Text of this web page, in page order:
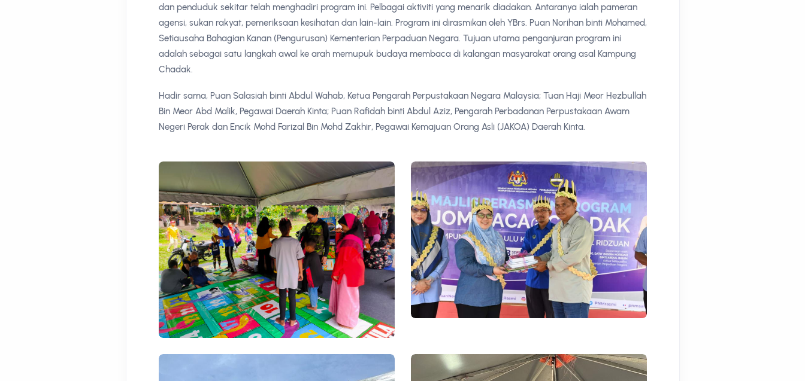
dan penduduk sekitar telah menghadiri program ini. Pelbagai aktiviti yang menarik diadakan. Antaranya ialah pameran
agensi, sukan rakyat, pemeriksaan kesihatan dan lain-lain. Program ini dirasmikan oleh YBrs. Puan Norihan binti Mohamed,
Setiausaha Bahagian Kanan (Pengurusan) Kementerian Perpaduan Negara. Tujuan utama penganjuran program ini
adalah sebagai satu langkah awal ke arah memupuk budaya membaca di kalangan masyarakat orang asal Kampung
Chadak.
Hadir sama, Puan Salasiah binti Abdul Wahab, Ketua Pengarah Perpustakaan Negara Malaysia; Tuan Haji Meor Hezbullah
Bin Meor Abd Malik, Pegawai Daerah Kinta; Puan Rafidah binti Abdul Aziz, Pengarah Perbadanan Perpustakaan Awam
Negeri Perak dan Encik Mohd Farizal Bin Mohd Zakhir, Pegawai Kemajuan Orang Asli (JAKOA) Daerah Kinta.